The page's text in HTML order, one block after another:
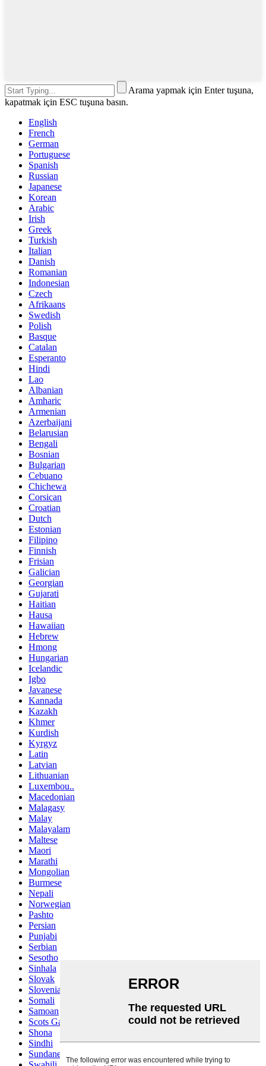
Arama yapmak için Enter tuşuna,
kapatmak için ESC tuşuna basın.
English
French
German
Portuguese
Spanish
Russian
Japanese
Korean
Arabic
Irish
Greek
Turkish
Italian
Danish
Romanian
Indonesian
Czech
Afrikaans
Swedish
Polish
Basque
Catalan
Esperanto
Hindi
Lao
Albanian
Amharic
Armenian
Azerbaijani
Belarusian
Bengali
Bosnian
Bulgarian
Cebuano
Chichewa
Corsican
Croatian
Dutch
Estonian
Filipino
Finnish
Frisian
Galician
Georgian
Gujarati
Haitian
Hausa
Hawaiian
Hebrew
Hmong
Hungarian
Icelandic
Igbo
Javanese
Kannada
Kazakh
Khmer
Kurdish
Kyrgyz
Latin
Latvian
Lithuanian
Luxembou..
Macedonian
Malagasy
Malay
Malayalam
Maltese
Maori
Marathi
Mongolian
Burmese
Nepali
Norwegian
Pashto
Persian
Punjabi
Serbian
Sesotho
Sinhala
Slovak
Slovenian
Somali
Samoan
Scots Gaelic
Shona
Sindhi
Sundanese